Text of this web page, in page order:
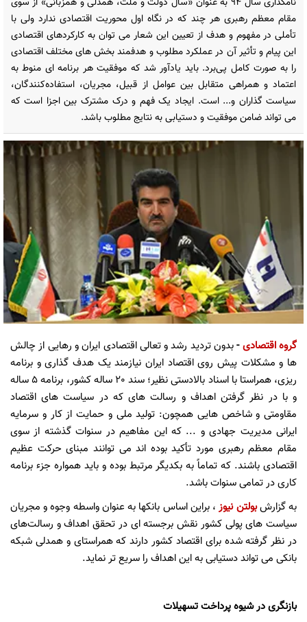
مقام معظم رهبری هر چند که در نگاه اول محوریت اقتصادی ندارد ولی با
تأملی در مفهوم و هدف از تعیین این شعار می توان به کارکردهای اقتصادی
این پیام و تأثیر آن در عملکرد مطلوب و هدفمند بخش های مختلف اقتصادی
را به صورت کامل پی‌برد. باید یادآور شد که موفقیت هر برنامه ای منوط به
اعتماد و همراهی متقابل بین عوامل از قبیل، مجریان، استفاده‌کنندگان،
سیاست گذاران و... است. ایجاد یک فهم و درک مشترک بین اجزا است که
می تواند ضامن موفقیت و دستیابی به نتایج مطلوب باشد.
گروه اقتصادی-بدون تردید رشد و تعالی اقتصادی ایران و رهایی از چالش
ها و مشکلات پیش روی اقتصاد ایران نیازمند یک هدف گذاری و برنامه
ریزی، همراستا با اسناد بالادستی نظیر؛ سند 20 ساله کشور، برنامه 5 ساله
و با در نظر گرفتن اهداف و رسالت های که در سیاست های اقتصاد
مقاومتی و شاخص هایی همچون: تولید ملی و حمایت از کار و سرمایه
ایرانی مدیریت جهادی و ... که این مفاهیم در سنوات گذشته از سوی
مقام معظم رهبری مورد تأکید بوده اند می توانند مبنای حرکت عظیم
اقتصادی باشند. که تماماً به بکدیگر مرتبط بوده و باید همواره جزء برنامه
کاری در تمامی سنوات باشد.
به گزارشبولتن نیوز،براین اساس بانکها به عنوان واسطه وجوه و مجریان
سیاست های پولی کشور نقش برجسته ای در تحقق اهداف و رسالت‌های
در نظر گرفته شده برای اقتصاد کشور دارند که همراستای و همدلی شبکه
بانکی می تواند دستیابی به این اهداف را سریع تر نماید.
بازنگری در شیوه پرداخت تسهیلات